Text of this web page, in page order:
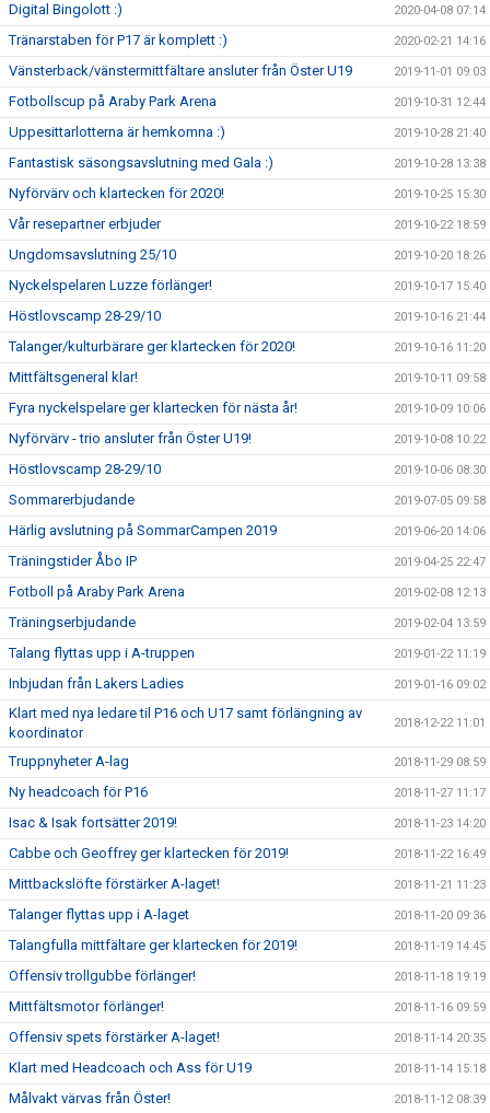
Digital Bingolott :) 2020-04-08 07:14
Tränarstaben för P17 är komplett :) 2020-02-21 14:16
Vänsterback/vänstermittfältare ansluter från Öster U19 2019-11-01 09:03
Fotbollscup på Araby Park Arena 2019-10-31 12:44
Uppesittarlotterna är hemkomna :) 2019-10-28 21:40
Fantastisk säsongsavslutning med Gala :) 2019-10-28 13:38
Nyförvärv och klartecken för 2020! 2019-10-25 15:30
Vår resepartner erbjuder 2019-10-22 18:59
Ungdomsavslutning 25/10 2019-10-20 18:26
Nyckelspelaren Luzze förlänger! 2019-10-17 15:40
Höstlovscamp 28-29/10 2019-10-16 21:44
Talanger/kulturbärare ger klartecken för 2020! 2019-10-16 11:20
Mittfältsgeneral klar! 2019-10-11 09:58
Fyra nyckelspelare ger klartecken för nästa år! 2019-10-09 10:06
Nyförvärv - trio ansluter från Öster U19! 2019-10-08 10:22
Höstlovscamp 28-29/10 2019-10-06 08:30
Sommarerbjudande 2019-07-05 09:58
Härlig avslutning på SommarCampen 2019 2019-06-20 14:06
Träningstider Åbo IP 2019-04-25 22:47
Fotboll på Araby Park Arena 2019-02-08 12:13
Träningserbjudande 2019-02-04 13:59
Talang flyttas upp i A-truppen 2019-01-22 11:19
Inbjudan från Lakers Ladies 2019-01-16 09:02
Klart med nya ledare til P16 och U17 samt förlängning av
koordinator
2018-12-22 11:01
Truppnyheter A-lag 2018-11-29 08:59
Ny headcoach för P16 2018-11-27 11:17
Isac & Isak fortsätter 2019! 2018-11-23 14:20
Cabbe och Geoffrey ger klartecken för 2019! 2018-11-22 16:49
Mittbackslöfte förstärker A-laget! 2018-11-21 11:23
Talanger flyttas upp i A-laget 2018-11-20 09:36
Talangfulla mittfältare ger klartecken för 2019! 2018-11-19 14:45
Offensiv trollgubbe förlänger! 2018-11-18 19:19
Mittfältsmotor förlänger! 2018-11-16 09:59
Offensiv spets förstärker A-laget! 2018-11-14 20:35
Klart med Headcoach och Ass för U19 2018-11-14 15:18
Målvakt värvas från Öster! 2018-11-12 08:39